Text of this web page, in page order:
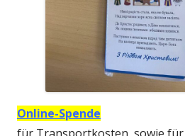
Online-Spende